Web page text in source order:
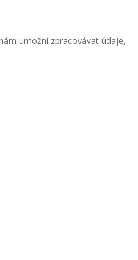
umožní zpracovávat údaje,